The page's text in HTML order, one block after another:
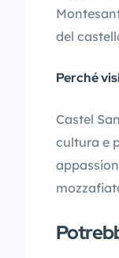
del
Perché
Castel
cultura e